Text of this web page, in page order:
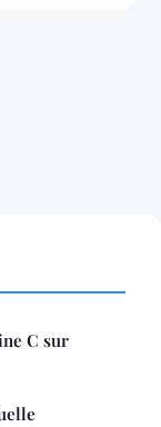
C sur